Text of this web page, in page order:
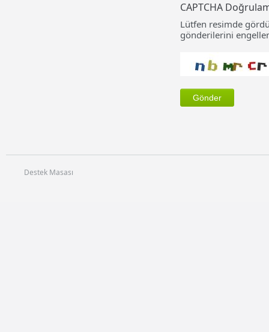
CAPTCHA
Lütfen resimde
gönderilerini
Destek Masası